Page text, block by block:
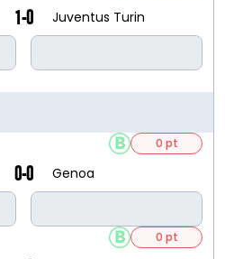
Juventus Turin
1-0
Genoa
0-0
0 pt
0 pt